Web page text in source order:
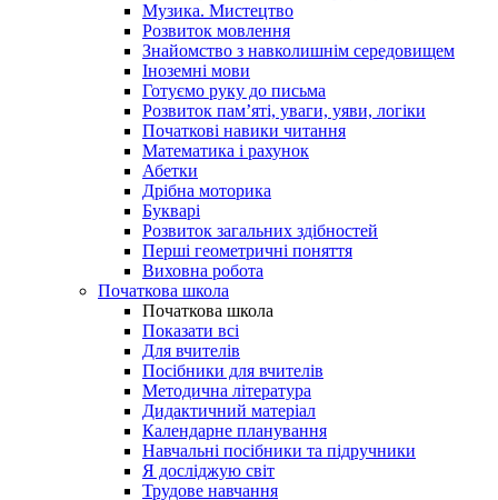
Музика. Мистецтво
Розвиток мовлення
Знайомство з навколишнім середовищем
Іноземні мови
Готуємо руку до письма
Розвиток пам’яті, уваги, уяви, логіки
Початкові навики читання
Математика і рахунок
Абетки
Дрібна моторика
Букварі
Розвиток загальних здібностей
Перші геометричні поняття
Виховна робота
Початкова школа
Початкова школа
Показати всі
Для вчителів
Посібники для вчителів
Методична література
Дидактичний матеріал
Календарне планування
Навчальні посібники та підручники
Я досліджую світ
Трудове навчання